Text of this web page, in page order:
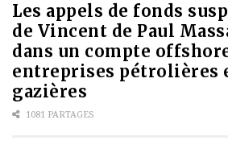
Les appels de fonds
de Vincent de Paul
dans un compte
entreprises pétrolières
gazières
1081 PARTAGES